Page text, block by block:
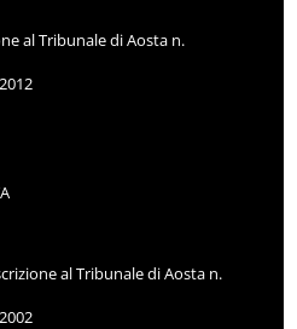
al Tribunale di Aosta n.
al Tribunale di Aosta n.